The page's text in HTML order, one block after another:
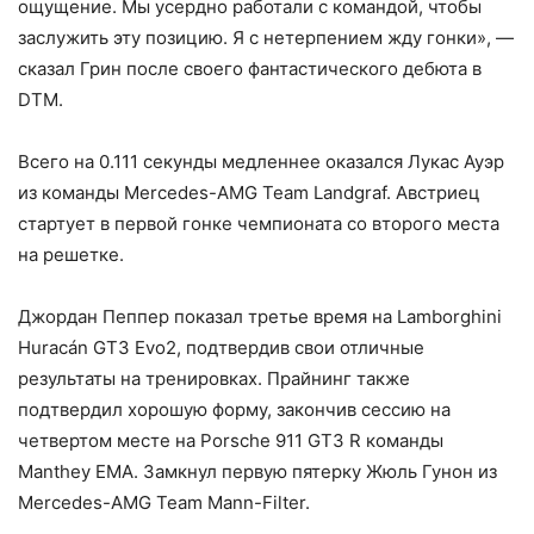
ощущение. Мы усердно работали с командой, чтобы
заслужить эту позицию. Я с нетерпением жду гонки», —
сказал Грин после своего фантастического дебюта в
DTM.
Всего на 0.111 секунды медленнее оказался Лукас Ауэр
из команды Mercedes-AMG Team Landgraf. Австриец
стартует в первой гонке чемпионата со второго места
на решетке.
Джордан Пеппер показал третье время на Lamborghini
Huracán GT3 Evo2, подтвердив свои отличные
результаты на тренировках. Прайнинг также
подтвердил хорошую форму, закончив сессию на
четвертом месте на Porsche 911 GT3 R команды
Manthey EMA. Замкнул первую пятерку Жюль Гунон из
Mercedes-AMG Team Mann-Filter.